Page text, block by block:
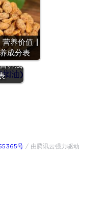
营养价值 |
成分表
榈
价值 |
养成
号/ 由腾讯云强力驱动